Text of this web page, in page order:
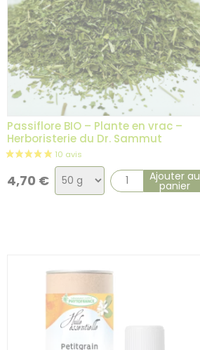
Passiflore BIO – Plante en vrac –
Herboristerie du Dr. Sammut
4,70 €
Choix
de
Ajouter au
panier